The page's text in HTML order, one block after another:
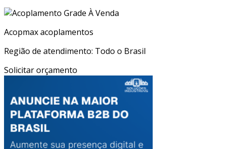
Acopmax acoplamentos
Região de atendimento: Todo o Brasil
Solicitar orçamento